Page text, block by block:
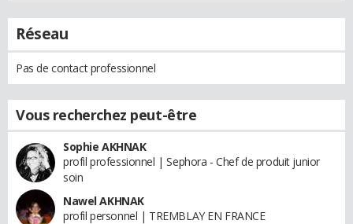
Réseau
Pas de contact professionnel
Vous recherchez peut-être
Sophie AKHNAK
profil professionnel | Sephora - Chef de produit junior
soin
Nawel AKHNAK
profil personnel | TREMBLAY EN FRANCE